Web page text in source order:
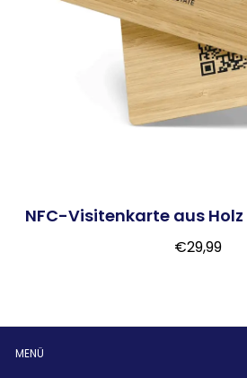
NFC-Visitenkarte aus
€29,99
MENÜ